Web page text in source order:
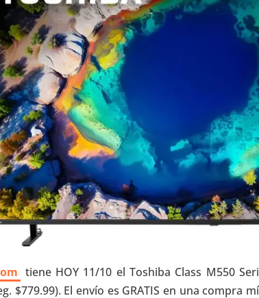
tiene HOY 11/10 el Toshiba Class M550
$779.99). El envío es GRATIS en una compra